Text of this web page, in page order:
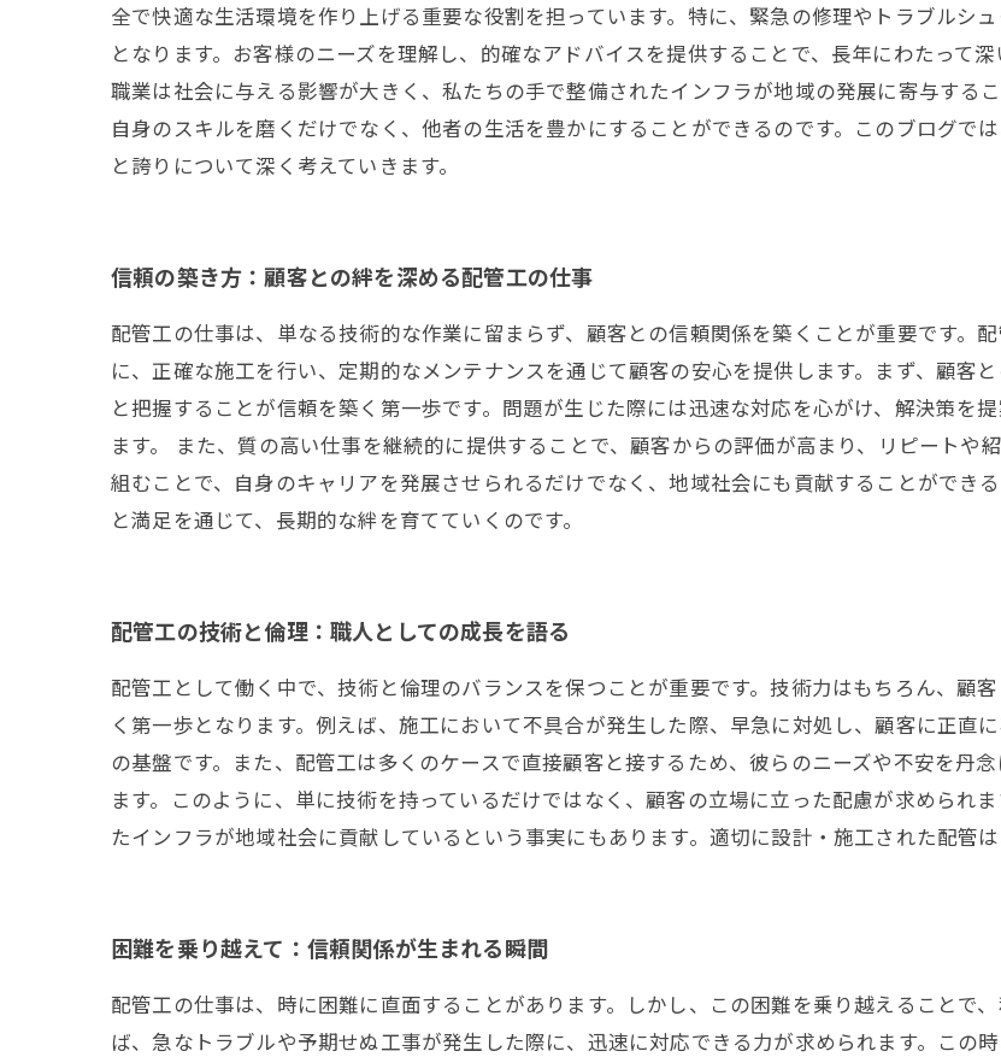
全で快適な生活環境を作り上げる重要な役割を担っています。特に、緊急の修理やトラブルシ
となります。お客様のニーズを理解し、的確なアドバイスを提供することで、長年にわたって
職業は社会に与える影響が大きく、私たちの手で整備されたインフラが地域の発展に寄与する
自身のスキルを磨くだけでなく、他者の生活を豊かにすることができるのです。このブログで
と誇りについて深く考えていきます。
信頼の築き方：顧客との絆を深める配管工の仕事
配管工の仕事は、単なる技術的な作業に留まらず、顧客との信頼関係を築くことが重要です。
に、正確な施工を行い、定期的なメンテナンスを通じて顧客の安心を提供します。まず、顧客
と把握することが信頼を築く第一歩です。問題が生じた際には迅速な対応を心がけ、解決策を
ます。 また、質の高い仕事を継続的に提供することで、顧客からの評価が高まり、リピートや
組むことで、自身のキャリアを発展させられるだけでなく、地域社会にも貢献することができ
と満足を通じて、長期的な絆を育てていくのです。
配管工の技術と倫理：職人としての成長を語る
配管工として働く中で、技術と倫理のバランスを保つことが重要です。技術力はもちろん、顧
く第一歩となります。例えば、施工において不具合が発生した際、早急に対処し、顧客に正直
の基盤です。また、配管工は多くのケースで直接顧客と接するため、彼らのニーズや不安を丹
ます。このように、単に技術を持っているだけではなく、顧客の立場に立った配慮が求められ
たインフラが地域社会に貢献しているという事実にもあります。適切に設計・施工された配管
困難を乗り越えて：信頼関係が生まれる瞬間
配管工の仕事は、時に困難に直面することがあります。しかし、この困難を乗り越えることで
ば、急なトラブルや予期せぬ工事が発生した際に、迅速に対応できる力が求められます。この